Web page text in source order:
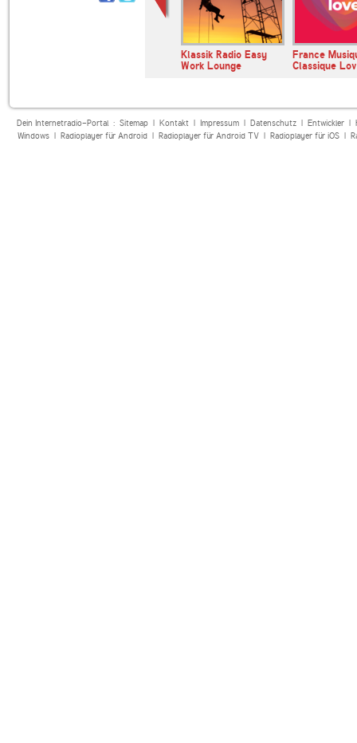
Klassik Radio Easy
Work Lounge
France
Classique
Dein Internetradio-Portal : Sitemap| Kontakt| Impressum| Datenschutz| Entwickler|
Windows| Radioplayer für Android| Radioplayer für Android TV| Radioplayer für iOS|